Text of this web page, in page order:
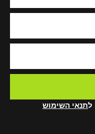
לתנאי השימוש